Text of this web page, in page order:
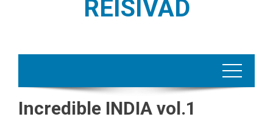
REISIVAD
Incredible INDIA vol.1